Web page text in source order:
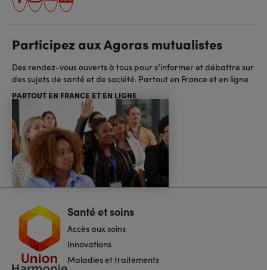
Participez aux Agoras mutualistes
Des rendez-vous ouverts à tous pour s’informer et débattre sur
des sujets de santé et de société. Partout en France et en ligne
PARTOUT EN FRANCE ET EN LIGNE
Navigation
de
page
Santé et soins
Accès aux soins
Innovations
Maladies et traitements